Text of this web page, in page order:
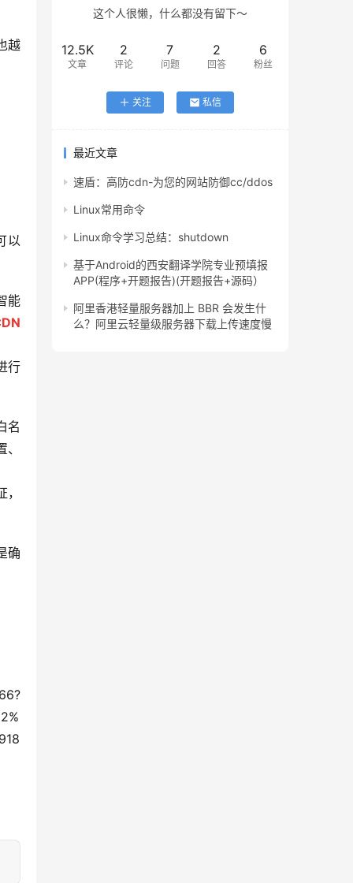
越
能
名
确
这个人很懒，什么都没有留下～
12.5K
文章
2
评论
7
问题
2
回答
6
粉丝
关注 私信
最近文章
速盾：高防cdn-为您的网站防御cc/ddos
Linux常用命令
Linux命令学习总结：shutdown
基于Android的西安翻译学院专业预填报
APP(程序+开题报告)(开题报告+源码）
阿里香港轻量服务器加上 BBR 会发生什
么？阿里云轻量级服务器下载上传速度慢